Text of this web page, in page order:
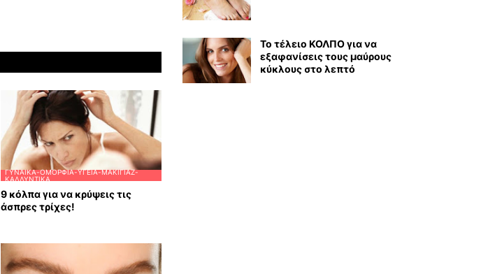
ΓΥΝΑΊΚΑ-ΟΜΟΡΦΙΆ-ΥΓΕΊΑ-ΜΑΚΙΓΙΆΖ-
ΚΑΛΛΥΝΤΙΚΆ
9 κόλπα για να κρύψεις τις
άσπρες τρίχες!
Το τέλειο ΚΟΛΠΟ για να
εξαφανίσεις τους μαύρους
κύκλους στο λεπτό